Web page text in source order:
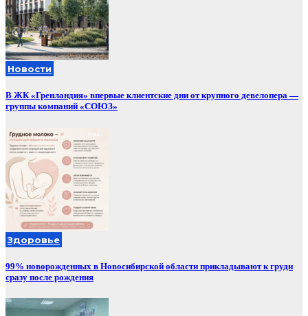
Новости
В ЖК «Гренландия» впервые клиентские дни от крупного девелопера —
группы компаний «СОЮЗ»
Здоровье
99% новорожденных в Новосибирской области прикладывают к груди
сразу после рождения